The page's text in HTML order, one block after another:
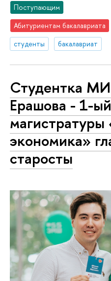
Поступающим
Абитуриентам бакалавриата
студенты
бакалавриат
Студентка
Ерашова - 1-
экономика»
старосты